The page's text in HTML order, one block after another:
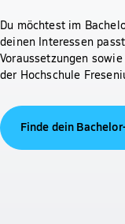
Du möchtest im
deinen Interessen
Voraussetzungen
der Hochschule
Finde dein